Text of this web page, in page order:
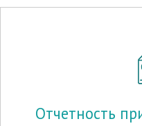
Отчетность